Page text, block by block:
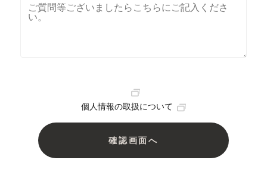
個人情報の取扱について